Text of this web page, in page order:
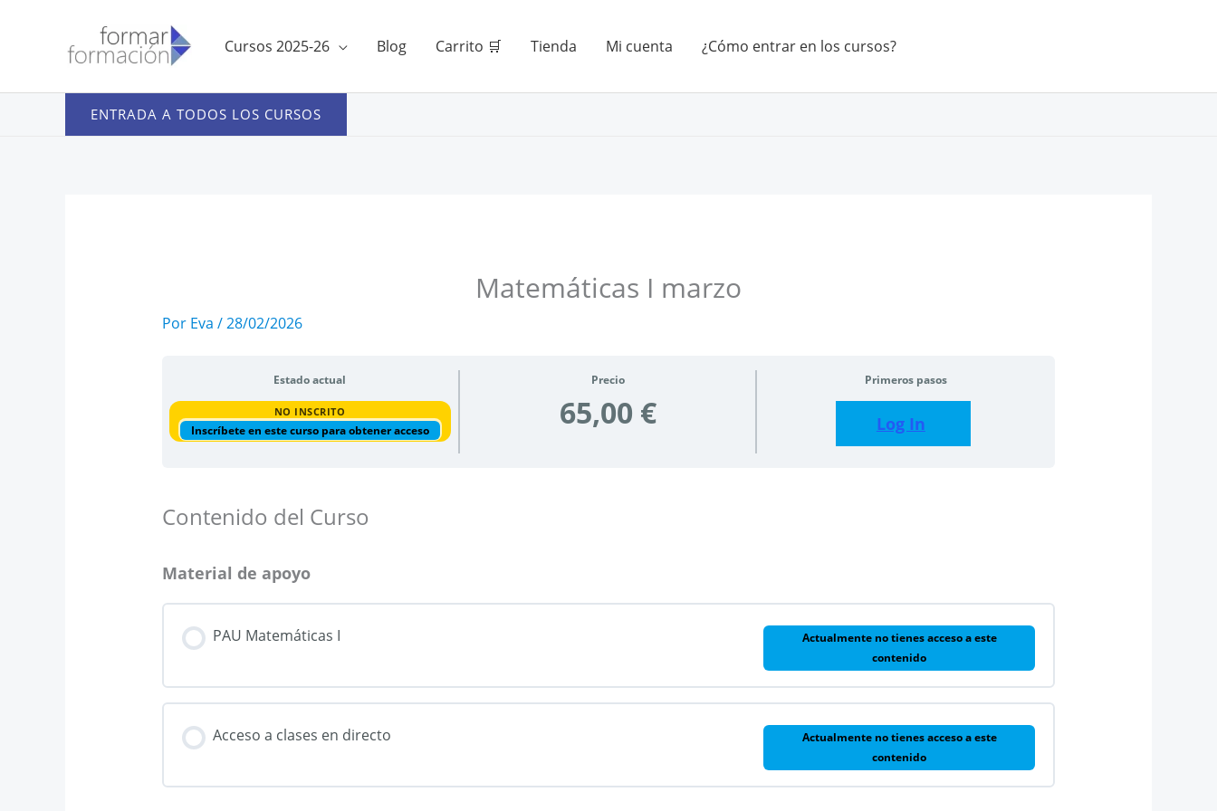
Cursos 2025-26 Blog Carrito 🛒 Tienda Mi cuenta ¿Cómo entrar en los cursos?
ENTRADA A TODOS LOS CURSOS
Matemáticas I marzo
Por Eva /28/02/2026
Estado actual
NO INSCRITO
Inscríbete en este curso para obtener acceso
Precio
65,00 €
Primeros pasos
Log In
Contenido del Curso
Material de apoyo
PAU Matemáticas I
Actualmente no tienes acceso a este
contenido
Acceso a clases en directo
Actualmente no tienes acceso a este
contenido